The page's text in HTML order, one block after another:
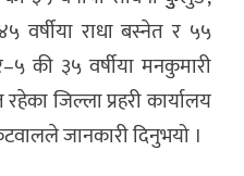
वर्षीया राधा बस्नेत र ५५
की ३५ वर्षीया मनकुमारी
रहेका जिल्ला प्रहरी कार्यालय
जानकारी दिनुभयो ।